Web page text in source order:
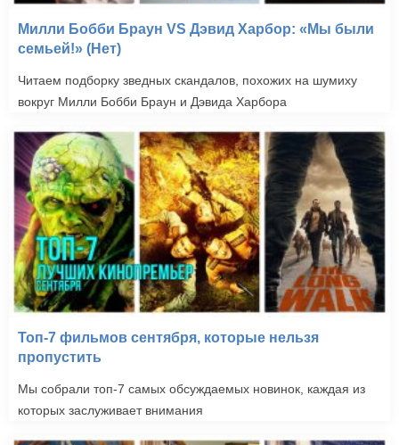
Милли Бобби Браун VS Дэвид Харбор: «Мы были
семьей!» (Нет)
Читаем подборку зведных скандалов, похожих на шумиху
вокруг Милли Бобби Браун и Дэвида Харбора
Топ-7 фильмов сентября, которые нельзя
пропустить
Мы собрали топ-7 самых обсуждаемых новинок, каждая из
которых заслуживает внимания